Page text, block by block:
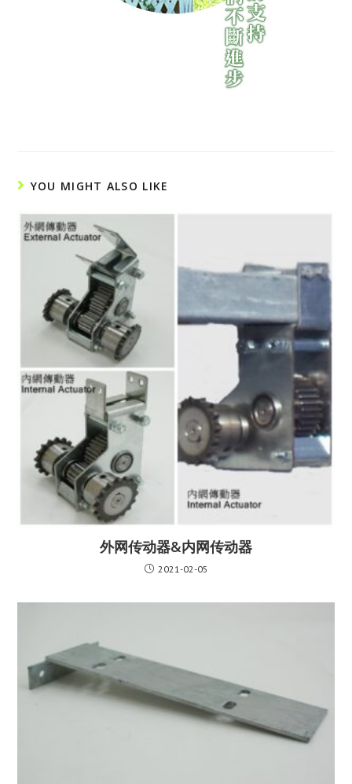
YOU MIGHT ALSO LIKE
外网传动器&​内网传动器
2021-02-05